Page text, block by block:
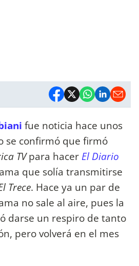
fue noticia hace unos
se confirmó que firmó
TVpara hacer El Diario
que solía transmitirse
Trece. Hace ya un par de
no sale al aire, pues la
darse un respiro de tanto
pero volverá en el mes